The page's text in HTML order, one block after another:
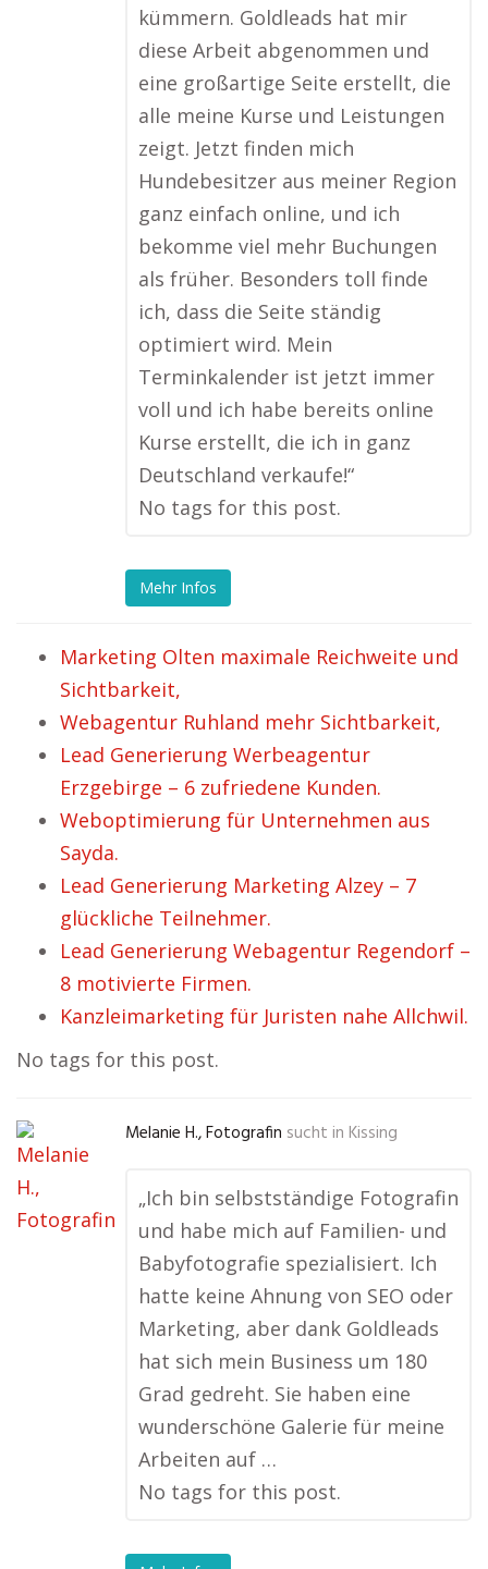
kümmern. Goldleads hat mir
diese Arbeit abgenommen und
eine großartige Seite erstellt, die
alle meine Kurse und Leistungen
zeigt. Jetzt finden mich
Hundebesitzer aus meiner Region
ganz einfach online, und ich
bekomme viel mehr Buchungen
als früher. Besonders toll finde
ich, dass die Seite ständig
optimiert wird. Mein
Terminkalender ist jetzt immer
voll und ich habe bereits online
Kurse erstellt, die ich in ganz
Deutschland verkaufe!“
No tags for this post.
Mehr Infos
Marketing Olten maximale Reichweite und
Sichtbarkeit,
Webagentur Ruhland mehr Sichtbarkeit,
Lead Generierung Werbeagentur
Erzgebirge – 6 zufriedene Kunden.
Weboptimierung für Unternehmen aus
Sayda.
Lead Generierung Marketing Alzey – 7
glückliche Teilnehmer.
Lead Generierung Webagentur Regendorf –
8 motivierte Firmen.
Kanzleimarketing für Juristen nahe Allchwil.
No tags for this post.
Melanie H., Fotografin sucht in Kissing
„Ich bin selbstständige Fotografin
und habe mich auf Familien- und
Babyfotografie spezialisiert. Ich
hatte keine Ahnung von SEO oder
Marketing, aber dank Goldleads
hat sich mein Business um 180
Grad gedreht. Sie haben eine
wunderschöne Galerie für meine
Arbeiten auf …
No tags for this post.